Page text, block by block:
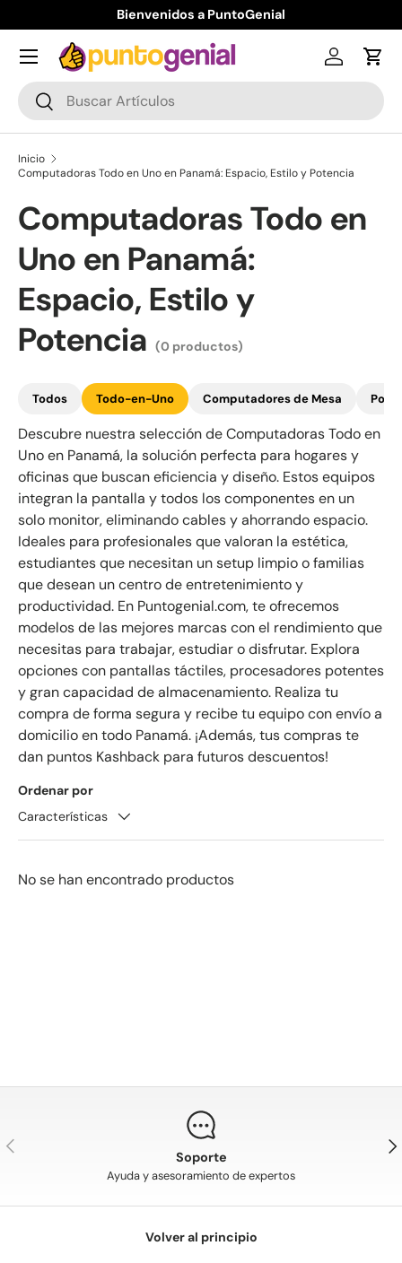
Ir al contenido
Bienvenidos a PuntoGenial
Buscar
Buscar
Iniciar
Inicio
Computadoras Todo en Uno en Panamá: Espacio, Estilo y Potencia
Computadoras Todo en
Uno en Panamá:
Espacio, Estilo y
Potencia (0 productos)
Todos Todo-en-Uno Computadores de Mesa
Descubre nuestra selección de Computadoras Todo en
Uno en Panamá, la solución perfecta para hogares y
oficinas que buscan eficiencia y diseño. Estos equipos
integran la pantalla y todos los componentes en un
solo monitor, eliminando cables y ahorrando espacio.
Ideales para profesionales que valoran la estética,
estudiantes que necesitan un setup limpio o familias
que desean un centro de entretenimiento y
productividad. En Puntogenial.com, te ofrecemos
modelos de las mejores marcas con el rendimiento que
necesitas para trabajar, estudiar o disfrutar. Explora
opciones con pantallas táctiles, procesadores potentes
y gran capacidad de almacenamiento. Realiza tu
compra de forma segura y recibe tu equipo con envío a
domicilio en todo Panamá. ¡Además, tus compras te
dan puntos Kashback para futuros descuentos!
Ordenar por
Características
No se han encontrado productos
Anterior
Soporte
Ayuda y asesoramiento de expertos
Volver al principio